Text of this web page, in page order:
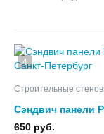
4
Строительные
Сэндвич панели
650 руб.